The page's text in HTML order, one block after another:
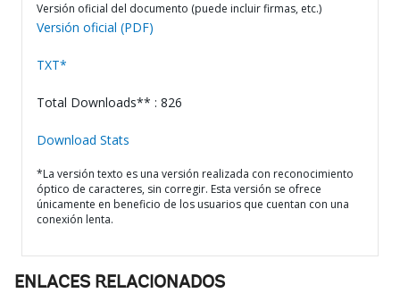
Versión oficial del documento (puede incluir firmas, etc.)
Versión oficial (PDF)
TXT*
Total Downloads** : 826
Download Stats
*La versión texto es una versión realizada con reconocimiento
óptico de caracteres, sin corregir. Esta versión se ofrece
únicamente en beneficio de los usuarios que cuentan con una
conexión lenta.
ENLACES RELACIONADOS